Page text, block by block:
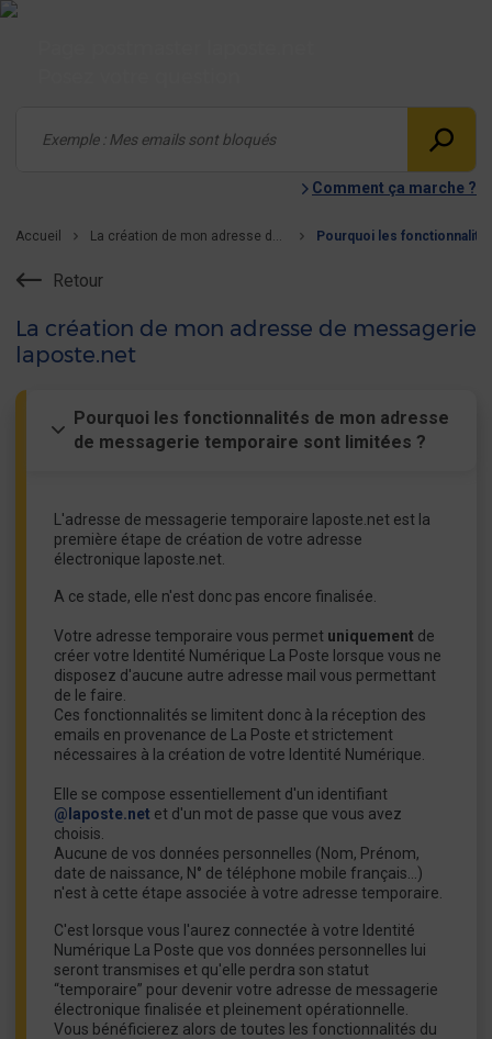
Comment ça marche ?
Accueil La création de mon adresse de messagerie laposte.net
Retour
La création de mon adresse de messagerie
laposte.net
Pourquoi les fonctionnalités de mon adresse
de messagerie temporaire sont limitées ?
L'adresse de messagerie temporaire laposte.net est la
première étape de création de votre adresse
électronique laposte.net.
A ce stade, elle n'est donc pas encore finalisée.
Votre adresse temporaire vous permet uniquement de
créer votre Identité Numérique La Poste lorsque vous ne
disposez d'aucune autre adresse mail vous permettant
de le faire.
Ces fonctionnalités se limitent donc à la réception des
emails en provenance de La Poste et strictement
nécessaires à la création de votre Identité Numérique.
Elle se compose essentiellement d'un identifiant
@laposte.net et d'un mot de passe que vous avez
choisis.
Aucune de vos données personnelles (Nom, Prénom,
date de naissance, N° de téléphone mobile français…)
n'est à cette étape associée à votre adresse temporaire.
C'est lorsque vous l'aurez connectée à votre Identité
Numérique La Poste que vos données personnelles lui
seront transmises et qu'elle perdra son statut
“temporaire” pour devenir votre adresse de messagerie
électronique finalisée et pleinement opérationnelle.
Vous bénéficierez alors de toutes les fonctionnalités du